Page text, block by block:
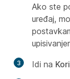
Ako ste
uređaj,
3 Idi na